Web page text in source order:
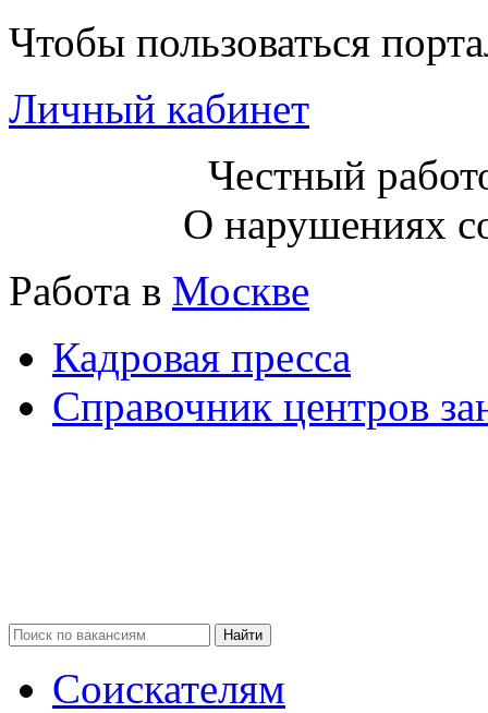
Чтобы пользоваться
Личный кабинет
Честный
О нарушениях
Работа в Москве
Кадровая пресса
Справочник центров
Соискателям